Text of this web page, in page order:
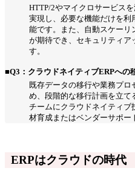
HTTP/2やマイクロサービス
実現し、必要な機能だけを
能です。また、自動スケー
が期待でき、セキュリティ
す。
■Q3：クラウドネイティブERPへの
既存データの移行や業務プ
め、段階的な移行計画を立て
チームにクラウドネイティブ
材育成またはベンダーサポー
ERPはクラウドの時代